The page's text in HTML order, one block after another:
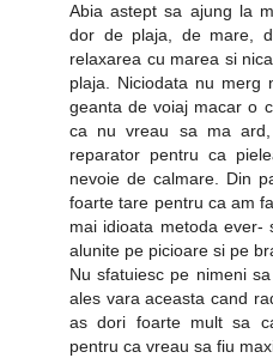
Abia astept sa ajung la
dor de plaja, de mare,
relaxarea cu marea si
plaja. Niciodata nu merg
geanta de voiaj macar o
ca nu vreau sa ma
reparator pentru ca
nevoie de calmare. Din
foarte tare pentru ca am
mai idioata metoda
alunite pe picioare si pe
Nu sfatuiesc pe nimeni
ales vara aceasta cand
as dori foarte mult sa
pentru ca vreau sa fiu